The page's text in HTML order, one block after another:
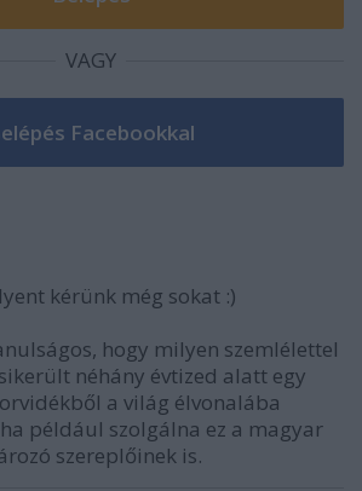
VAGY
kérünk még sokat :)
hogy milyen szemlélettel
néhány évtized alatt egy
a világ élvonalába
például szolgálna ez a magyar
szereplőinek is.